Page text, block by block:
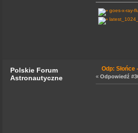
goes-x-ray-
Polskie Forum
Astronautyczne
Odp: Słońce
« Odpowiedź